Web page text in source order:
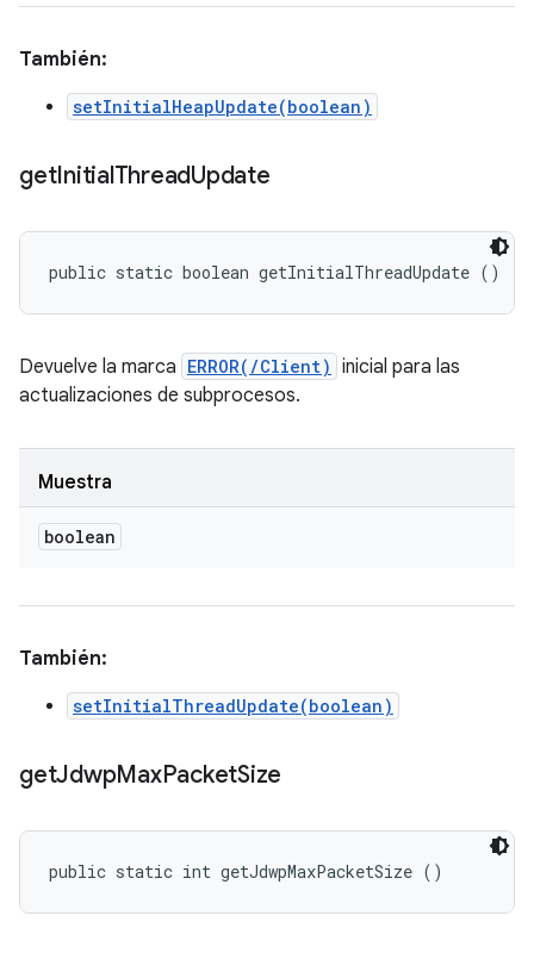
También:
setInitialHeapUpdate(boolean)
getInitialThreadUpdate
public static boolean getInitialThreadUpdate ()
Devuelve la marca ERROR(/Client) inicial para las
actualizaciones de subprocesos.
Muestra
boolean
También:
setInitialThreadUpdate(boolean)
getJdwpMaxPacketSize
public static int getJdwpMaxPacketSize ()